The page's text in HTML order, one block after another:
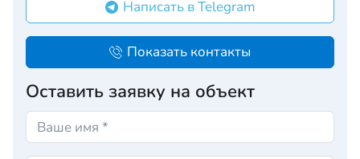
Написать в Telegram
Показать контакты
Оставить заявку на объект